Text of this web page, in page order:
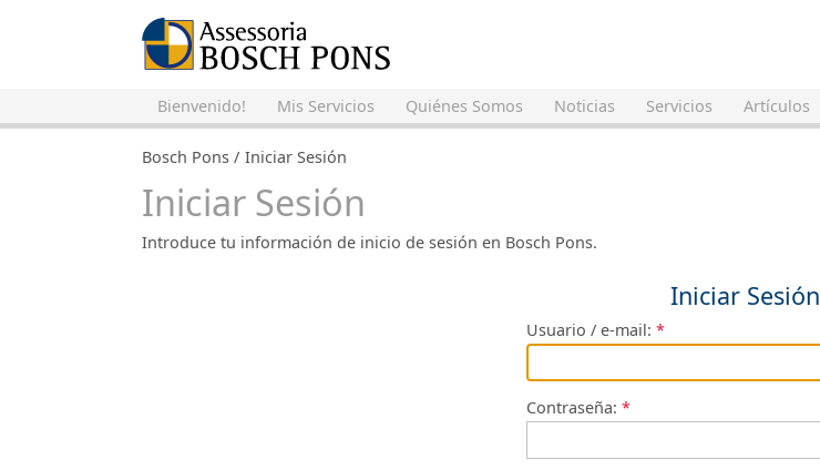
Bienvenido! Mis Servicios Quiénes Somos Noticias Servicios Artículos
Bosch Pons Iniciar Sesión
Iniciar Sesión
Introduce tu información de inicio de sesión en Bosch Pons.
Iniciar Sesión
Usuario / e-mail:
Contraseña: